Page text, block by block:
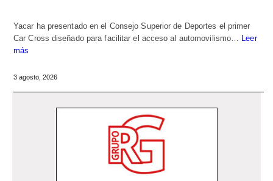
Yacar ha presentado en el Consejo Superior de Deportes el primer
Car Cross diseñado para facilitar el acceso al automovilismo… Leer
más
3 agosto, 2026